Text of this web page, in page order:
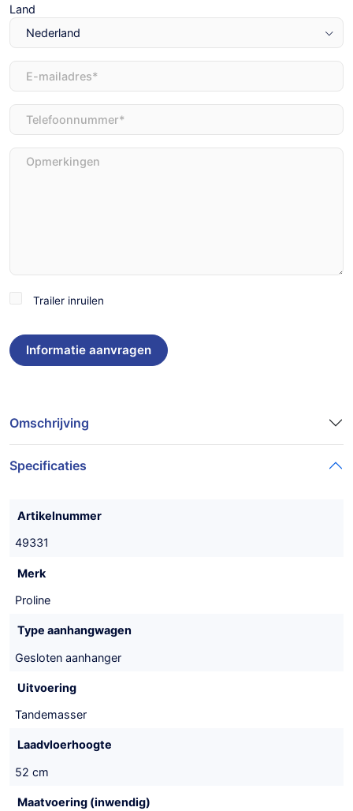
Land
E-
mailadres(Vereist)
Telefoon
Opmerkingen
TrailerTrailer inruilen
Omschrijving
Specificaties
Artikelnummer
49331
Merk
Proline
Type aanhangwagen
Gesloten aanhanger
Uitvoering
Tandemasser
Laadvloerhoogte
52 cm
Maatvoering (inwendig)